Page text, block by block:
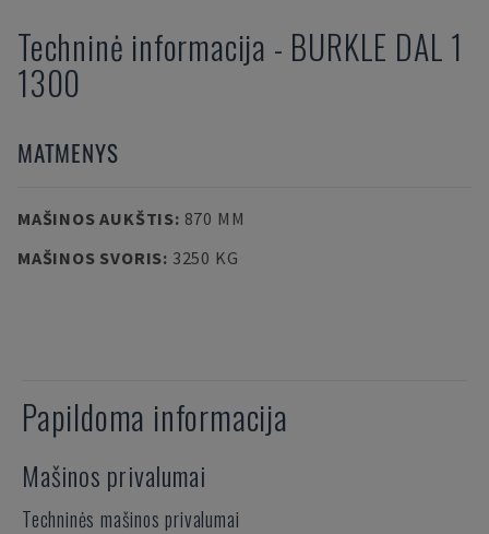
Techninė informacija - BURKLE DAL 1
1300
MATMENYS
MAŠINOS AUKŠTIS: 870 MM
MAŠINOS SVORIS: 3250 KG
Papildoma informacija
Mašinos privalumai
Techninės mašinos privalumai